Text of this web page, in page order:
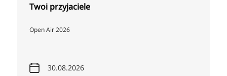
Twoi przyjaciele
Open Air 2026
30.08.2026